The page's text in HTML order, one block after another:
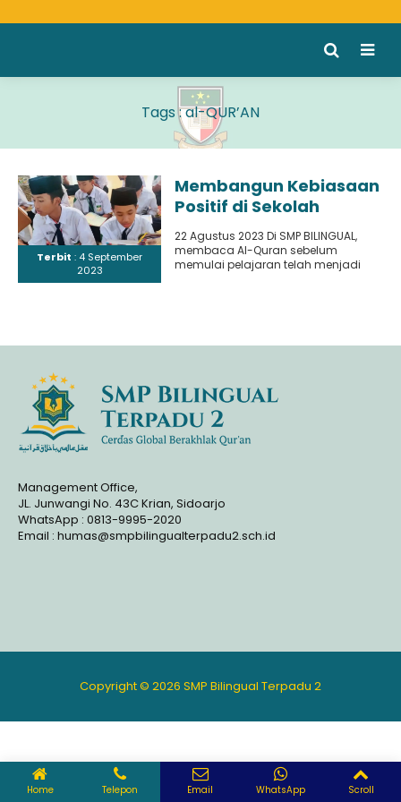
Tags : al-QUR’AN
Terbit : 4 September
2023
Membangun Kebiasaan
Positif di Sekolah
dengan Membaca Al-
Quran Sebelum KBM
Secara Rutin
22 Agustus 2023 Di SMP BILINGUAL,
membaca Al-Quran sebelum
memulai pelajaran telah menjadi
Management Office,
JL. Junwangi No. 43C Krian, Sidoarjo
WhatsApp : 0813-9995-2020
Email : humas@smpbilingualterpadu2.sch.id
Copyright © 2026 SMP Bilingual Terpadu 2
Home Telepon Email WhatsApp Scroll